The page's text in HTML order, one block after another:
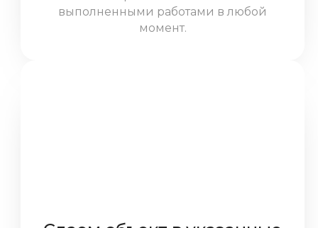
мастерами
выполненными работами в любой
момент.